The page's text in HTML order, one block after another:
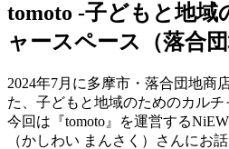
tomoto -子どもと地域
ャースペース（落合
2024年7月に多摩市・落合団地商
た、子どもと地域のためのカルチ
今回は『tomoto』を運営する
（かしわい まんさく）さんにお話